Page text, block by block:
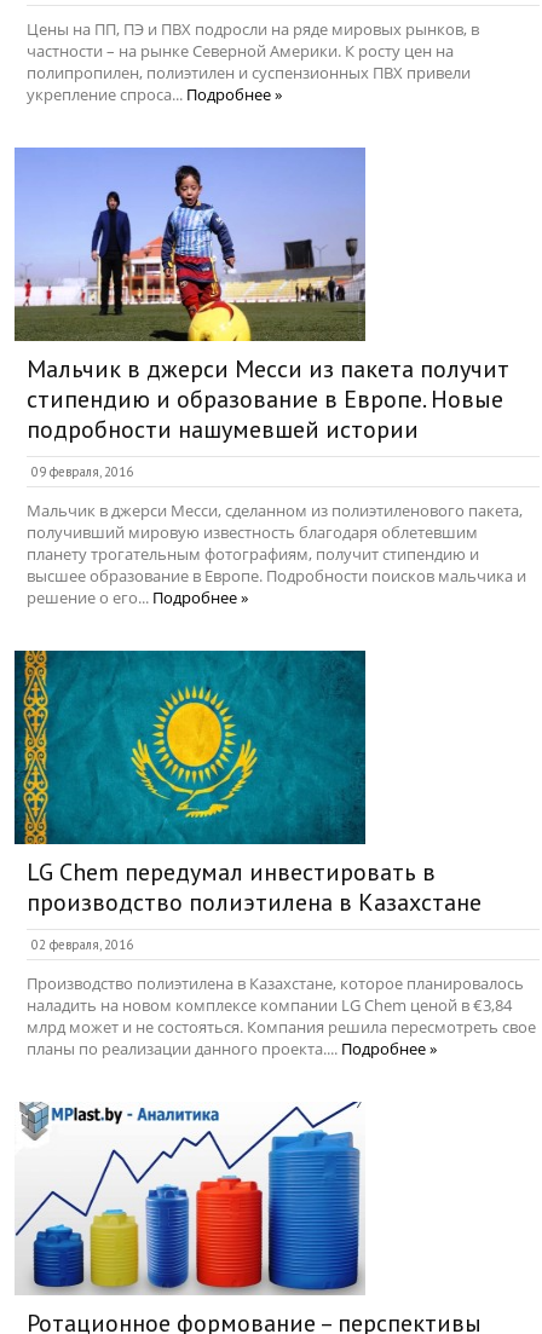
Цены на ПП, ПЭ и ПВХ подросли на ряде мировых рынков, в
частности – на рынке Северной Америки. К росту цен на
полипропилен, полиэтилен и суспензионных ПВХ привели
укрепление спроса... Подробнее »
Мальчик в джерси Месси из пакета получит
стипендию и образование в Европе. Новые
подробности нашумевшей истории
09 февраля, 2016
Мальчик в джерси Месси, сделанном из полиэтиленового пакета,
получивший мировую известность благодаря облетевшим
планету трогательным фотографиям, получит стипендию и
высшее образование в Европе. Подробности поисков мальчика и
решение о его... Подробнее »
LG Chem передумал инвестировать в
производство полиэтилена в Казахстане
02 февраля, 2016
Производство полиэтилена в Казахстане, которое планировалось
наладить на новом комплексе компании LG Chem ценой в €3,84
млрд может и не состояться. Компания решила пересмотреть свое
планы по реализации данного проекта.... Подробнее »
Ротационное формование – перспективы